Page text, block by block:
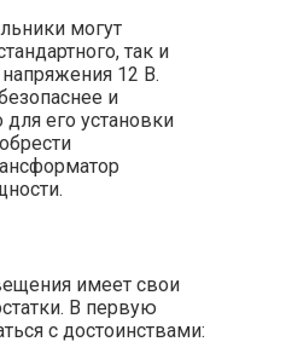
могут
так и
12 В.
и
его установки
имеет свои
В первую
с достоинствами: